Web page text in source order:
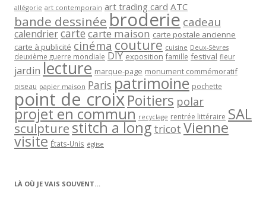
allégorie art contemporain art trading card ATC
bande dessinée broderie cadeau
calendriercartecarte maison carte postale ancienne
carte à publicité cinéma couture cuisine Deux-Sèvres
deuxième guerre mondiale DIY exposition famille festival fleur
jardin lecture marque-page monument commémoratif
oiseau papier maison Paris patrimoine pochette
point de croixPoitiers polar
projet en commun recyclage rentrée littéraire SAL
sculpturestitch a long tricot Vienne
visite États-Unis église
LÀ OÙ JE VAIS SOUVENT…